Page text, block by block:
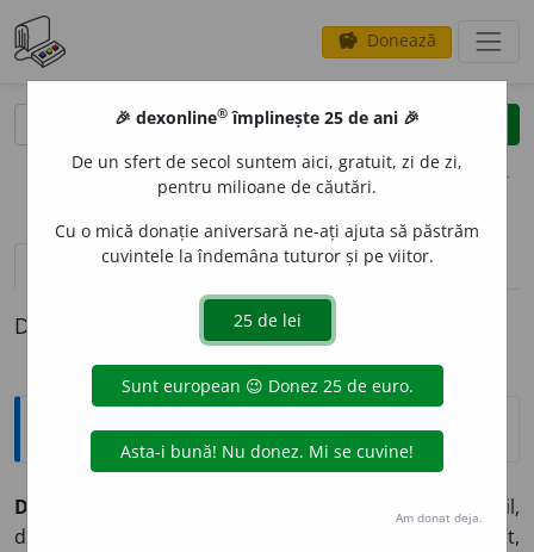
savings Donează
clear
opțiuni
definiții (1) pronunțievolume_up (50)
Definiția cu ID-ul 857333:
Explicative DEX
DEMN, -Ă,
Vrednic (de...). ♦ Capabil,
destoinic.
Care impune respect; respectabil; rezervat,
🎉 dexonline® împlinește 25 de ani 🎉
De un sfert de secol suntem aici, gratuit, zi de zi,
pentru milioane de căutări.
Cu o mică donație aniversară ne-ați ajuta să păstrăm
cuvintele la îndemâna tuturor și pe viitor.
Am donat deja.